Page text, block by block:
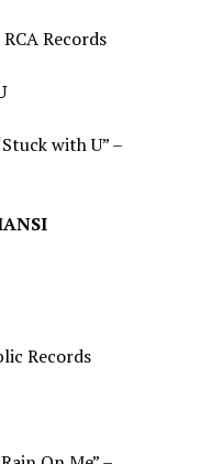
Records
with U” –
Records